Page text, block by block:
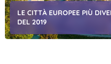
LE CITTÀ EUROPEE PIÙ
DEL 2019